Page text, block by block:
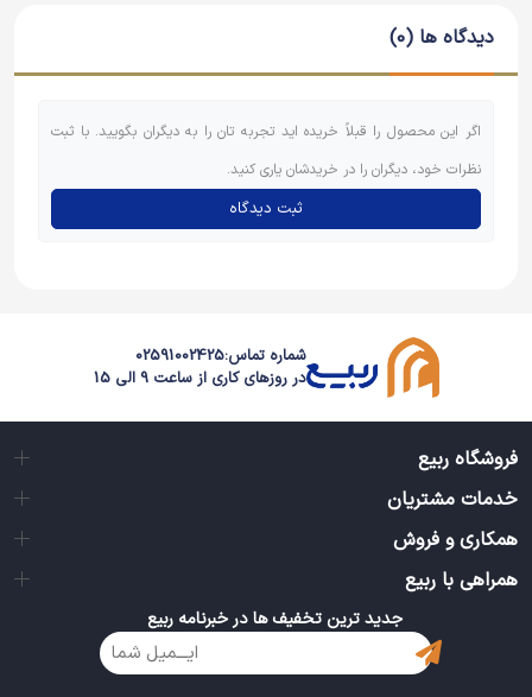
دیدگاه ها (0)
اگر این محصول را قبلاً خریده اید تجربه تان را به دیگران بگویید. با ثبت
نظرات خود، دیگران را در خریدشان یاری کنید.
ثبت دیدگاه
شماره تماس:02591002425
در روزهای کاری از ساعت 9 الی 15
فروشگاه ربیع
خدمات مشتریان
همکاری و فروش
همراهی با ربیع
جدید ترین تخفیف ها در خبرنامه ربیع